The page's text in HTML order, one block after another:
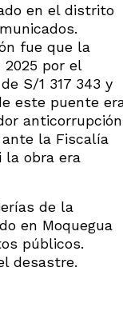
en el distrito
fue que la
por el
S/1 317 343 y
este puente
anticorrupción
ante la Fiscalía
la obra era
de la
en Moquegua
públicos.
desastre.